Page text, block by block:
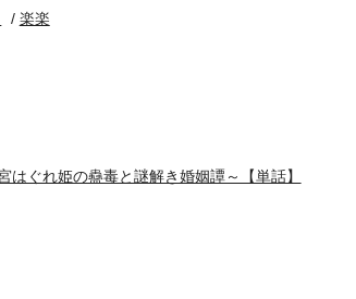
楽楽
はぐれ姫の蠱毒と謎解き婚姻譚～【単話】